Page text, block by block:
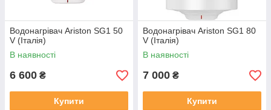
Водонагрівач Ariston SG1 50
V (Італія)
В наявності
6 600 ₴
Купити
Водонагрівач Ariston SG1 80
V (Італія)
В наявності
7 000 ₴
Купити